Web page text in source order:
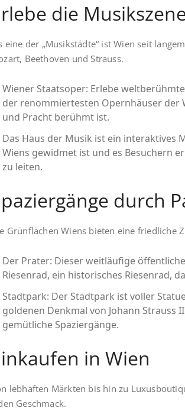
die
eine der „Musikstädte“ ist Wien seit
Beethoven und Strauss.
Wiener Staatsoper: Erlebe
der renommiertesten Opernhäuser der
und Pracht berühmt ist.
Das Haus der Musik ist ein interaktives
Wiens gewidmet ist und es Besuchern
zu leiten.
durch
Grünflächen Wiens bieten eine friedliche
Der Prater: Dieser weitläufige
Riesenrad, ein historisches Riesenrad,
Stadtpark: Der Stadtpark ist voller
goldenen Denkmal von Johann Strauss
gemütliche Spaziergänge.
in Wien
lebhaften Märkten bis hin zu
Geschmack.